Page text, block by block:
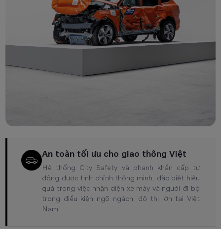
An toàn tối ưu cho giao thông Việt
Hệ thống City Safety và phanh khẩn cấp tự
động được tinh chỉnh thông minh, đặc biệt hiệu
quả trong việc nhận diện xe máy và người đi bộ
trong điều kiện ngõ ngách, đô thị lớn tại Việt
Nam.